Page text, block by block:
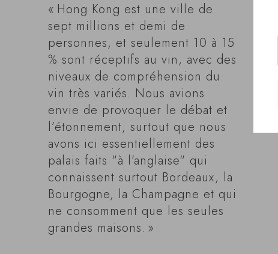
« Hong Kong est une ville de
sept millions et demi de
personnes, et seulement 10 à 15
% sont réceptifs au vin, avec des
niveaux de compréhension du
vin très variés. Nous avions
envie de provoquer le débat et
l’étonnement, surtout que nous
avons ici essentiellement des
palais faits "à l’anglaise" qui
connaissent surtout Bordeaux, la
Bourgogne, la Champagne et qui
ne consomment que les seules
grandes maisons. »